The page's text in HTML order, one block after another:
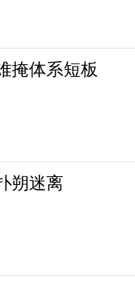
掩体系短板
朔迷离